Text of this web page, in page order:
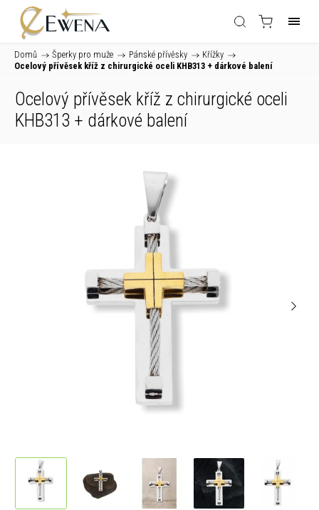
Domů / Šperky pro muže / Pánské přívěsky / Křížky /
Ocelový přívěsek kříž z chirurgické oceli KHB313 + dárkové balení
Ocelový přívěsek kříž z chirurgické oceli
KHB313 + dárkové balení